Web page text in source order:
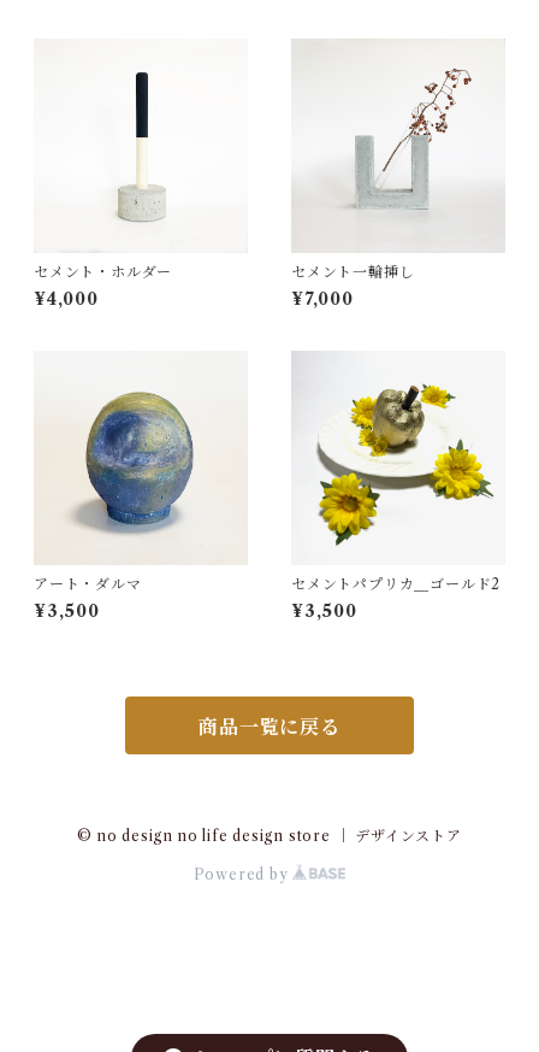
セメント・ホルダー
¥4,000
セメント一輪挿し
¥7,000
アート・ダルマ
¥3,500
セメントパプリカ＿ゴールド2
¥3,500
商品一覧に戻る
© no design no life design store ｜ デザインストア
Powered by